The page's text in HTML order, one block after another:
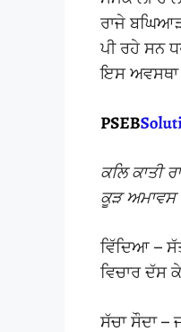
ਰਾਜੇ
ਪੀ ਰਹੇ ਸਨ
ਇਸ ਅਵਸਥਾ
ਕਲਿ ਕਾਤੀ
ਕੂੜ ਅਮਾਵਸ
ਵਿੱਦਿਆ –
ਵਿਚਾਰ ਦੱਸ ਕੇ
ਸੱਚਾ ਸੌਦਾ –